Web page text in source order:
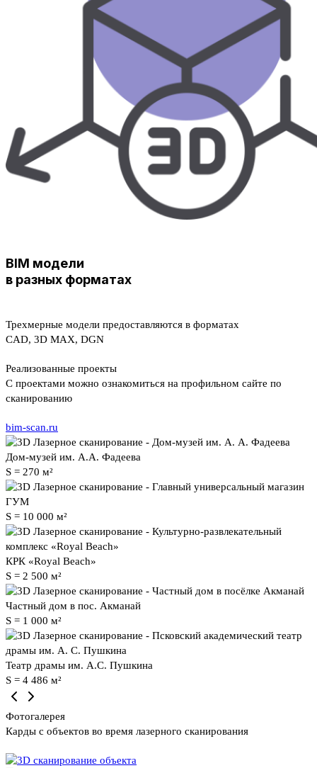
BIM модели
в разных форматах
Трехмерные модели предоставляются в форматах
CAD, 3D MAX, DGN
Реализованные проекты
С проектами можно ознакомиться на профильном сайте по
сканированию
bim-scan.ru
Дом-музей им. А.А. Фадеева
S = 270 м²
ГУМ
S = 10 000 м²
КРК «Royal Beach»
S = 2 500 м²
Частный дом в пос. Акманай
S = 1 000 м²
Театр драмы им. А.С. Пушкина
S = 4 486 м²
Фотогалерея
Карды с объектов во время лазерного сканирования